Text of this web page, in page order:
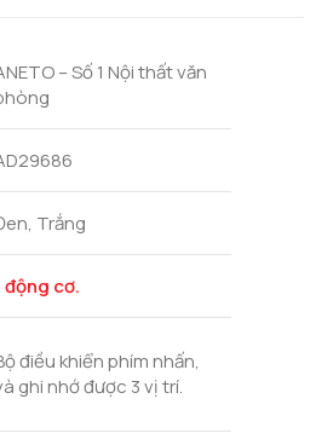
– Số 1 Nội thất văn
Trắng
động cơ.
điều khiển phím nhấn,
ghi nhớ được 3 vị trí.